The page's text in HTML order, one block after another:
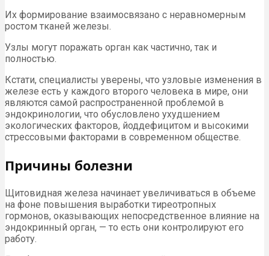
Их формирование взаимосвязано с неравномерным
ростом тканей железы.
Узлы могут поражать орган как частично, так и
полностью.
Кстати, специалисты уверены, что узловые изменения в
железе есть у каждого второго человека в мире, они
являются самой распространенной проблемой в
эндокринологии, что обусловлено ухудшением
экологических факторов, йоддефицитом и высокими
стрессовыми факторами в современном обществе.
Причины болезни
Щитовидная железа начинает увеличиваться в объеме
на фоне повышения выработки тиреотропных
гормонов, оказывающих непосредственное влияние на
эндокринный орган, — то есть они контролируют его
работу.